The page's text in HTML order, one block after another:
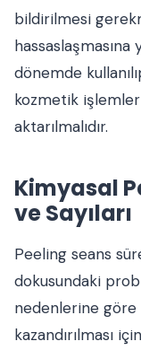
bildirilmesi
dönemde
kozmetik
aktarılmalıdır.
Kimyasal
ve Sayıları
Peeling seans
dokusundaki
nedenlerine göre
kazandırılması